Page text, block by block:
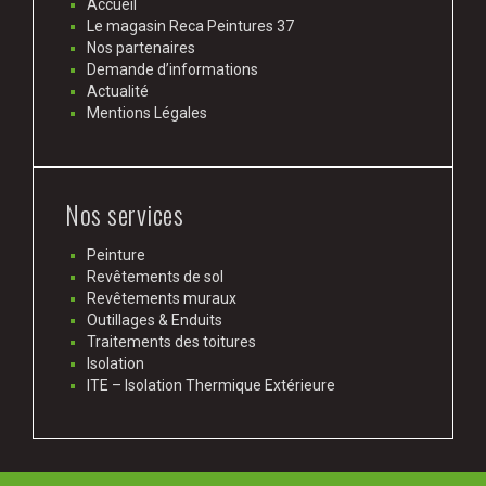
Accueil
Le magasin Reca Peintures 37
Nos partenaires
Demande d’informations
Actualité
Mentions Légales
Nos services
Peinture
Revêtements de sol
Revêtements muraux
Outillages & Enduits
Traitements des toitures
Isolation
ITE – Isolation Thermique Extérieure